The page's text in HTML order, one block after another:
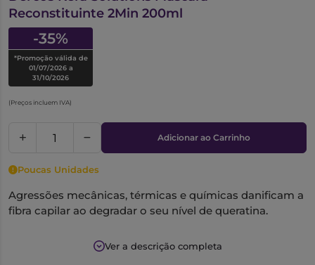
Reconstituinte 2Min 200ml
-35%
*Promoção válida de
01/07/2026 a
31/10/2026
(Preços incluem IVA)
Adicionar ao Carrinho
Poucas Unidades
Agressões mecânicas, térmicas e químicas danificam a
fibra capilar ao degradar o seu nível de queratina.
Quando utilizado com Champô Reconstituinte Kera-
Solutions, reduz os danos capilares em 60%*.
Ver a descrição completa